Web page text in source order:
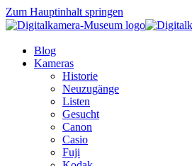
Zum Hauptinhalt springen
Blog
Kameras
Historie
Neuzugänge
Listen
Gesucht
Canon
Casio
Fuji